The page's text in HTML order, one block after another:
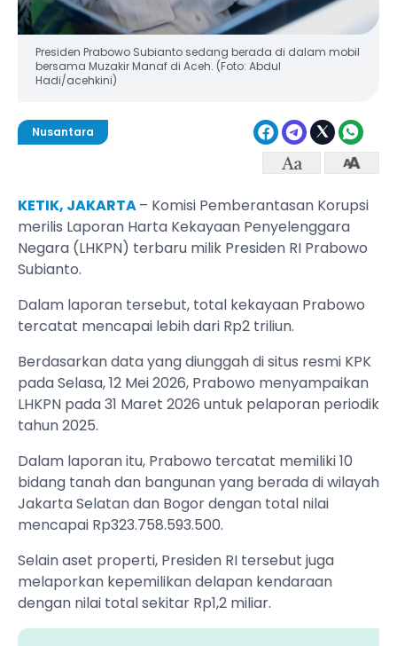
Presiden Prabowo Subianto sedang berada di dalam mobil
bersama Muzakir Manaf di Aceh. (Foto: Abdul
Hadi/acehkini)
Nusantara
KETIK, JAKARTA– Komisi Pemberantasan Korupsi
merilis Laporan Harta Kekayaan Penyelenggara
Negara (LHKPN) terbaru milik Presiden RI Prabowo
Subianto.
Dalam laporan tersebut, total kekayaan Prabowo
tercatat mencapai lebih dari Rp2 triliun.
Berdasarkan data yang diunggah di situs resmi KPK
pada Selasa, 12 Mei 2026, Prabowo menyampaikan
LHKPN pada 31 Maret 2026 untuk pelaporan periodik
tahun 2025.
Dalam laporan itu, Prabowo tercatat memiliki 10
bidang tanah dan bangunan yang berada di wilayah
Jakarta Selatan dan Bogor dengan total nilai
mencapai Rp323.758.593.500.
Selain aset properti, Presiden RI tersebut juga
melaporkan kepemilikan delapan kendaraan
dengan nilai total sekitar Rp1,2 miliar.